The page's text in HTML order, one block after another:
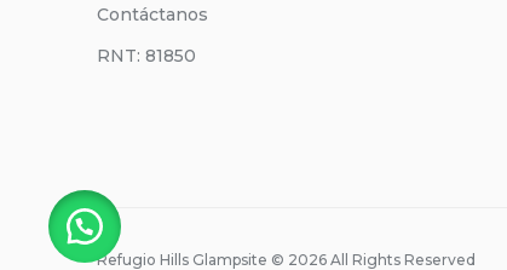
Contáctanos
RNT: 81850
Refugio Hills Glampsite © 2026 All Rights Reserved